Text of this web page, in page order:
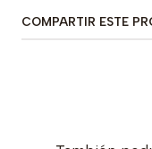
COMPARTIR ESTE